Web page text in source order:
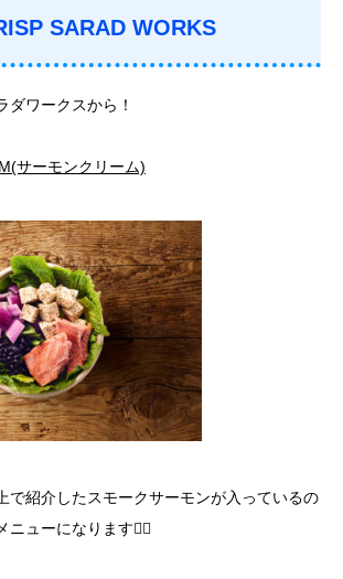
SARAD WORKS
ダワークスから！
サーモンクリーム)
で紹介したスモークサーモンが入っているの
ニューになります🙆‍♀️